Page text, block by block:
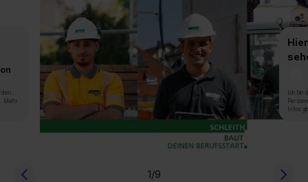
Mehr
Ich
Infos
1/9